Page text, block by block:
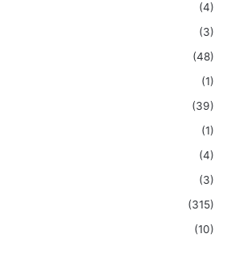
(4)
(3)
(48)
(1)
(39)
(1)
(4)
(3)
(315)
(10)